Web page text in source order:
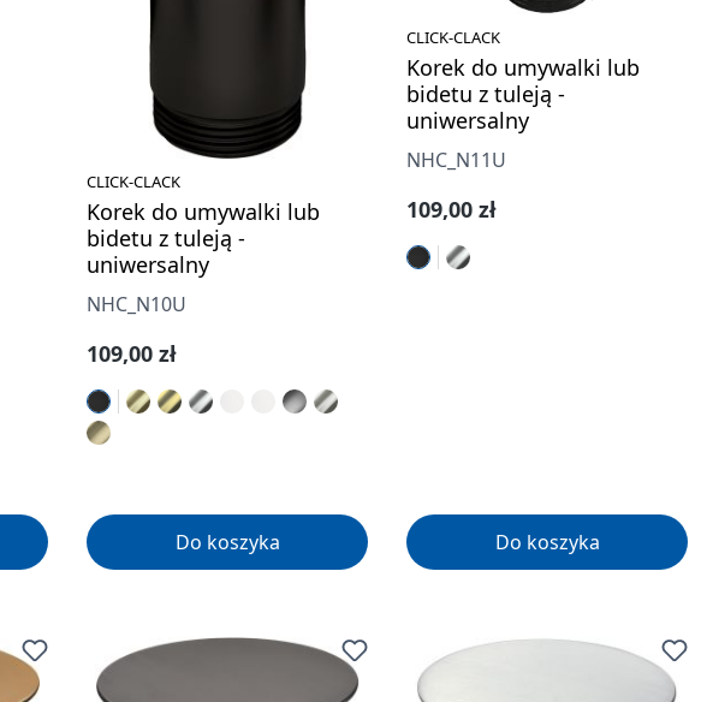
CLICK-CLACK
Korek do umywalki lub
bidetu z tuleją -
uniwersalny
NHC_N10U
Cena regularna:
109,00 zł
Do koszyka
CLICK-CLACK
Korek do umywalki lub
bidetu z tuleją -
uniwersalny
NHC_N11U
Cena regularna:
109,00 zł
Do koszyka